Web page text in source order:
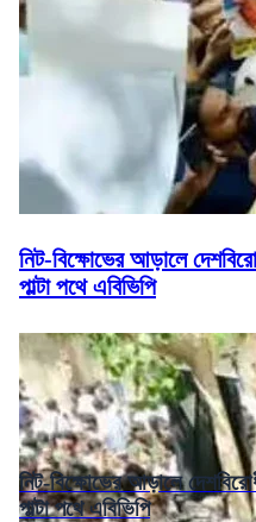
নিট-বিক্ষোভের আড়ালে
পাল্টা পথে এবিভিপি
নিট-বিক্ষোভের আড়ালে
পাল্টা পথে এবিভিপি